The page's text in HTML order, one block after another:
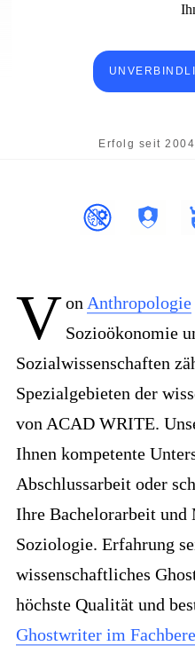
VonAnthropologie
Sozioökonomie
Sozialwissenschaften
Spezialgebieten der
von ACAD WRITE.
Ihnen kompetente
Abschlussarbeit oder
Ihre Bachelorarbeit
Soziologie. Erfahrung
wissenschaftliches
höchste Qualität und
Ghostwriter im